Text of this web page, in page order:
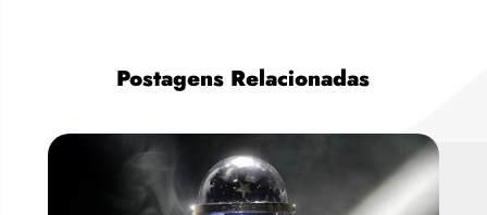
Postagens Relacionadas